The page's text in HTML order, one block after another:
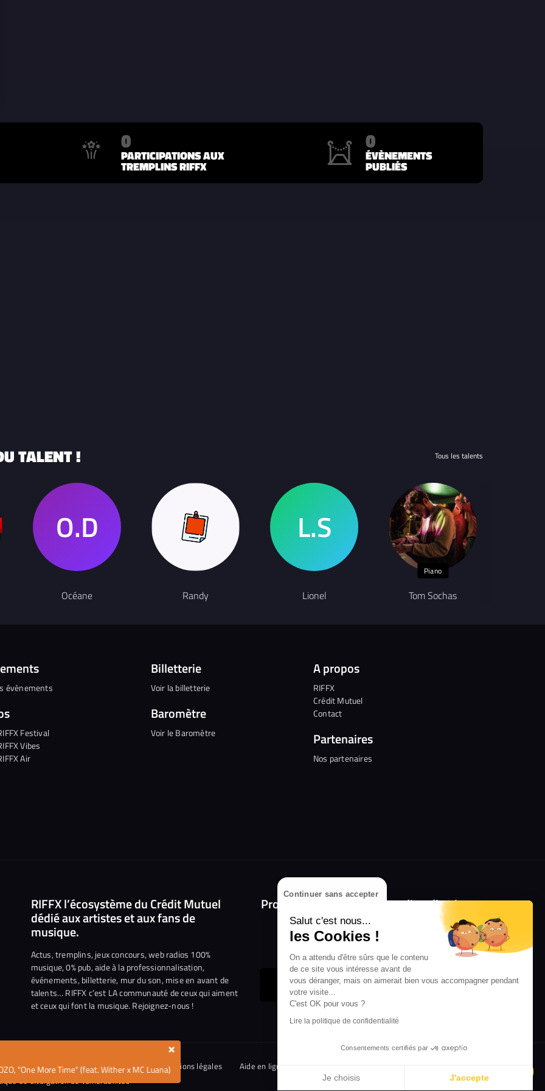
Continuer sans accepter
Salut c'est nous...
les Cookies !
On a attendu d'être sûrs que le contenu
de ce site vous intéresse avant de
vous déranger, mais on aimerait bien vous accompagner pendant
votre visite...
C'est OK pour vous ?
Lire la politique de confidentialité
Consentements certifiés par
Je choisis J'accepte
0
PARTICIPATIONS AUX
TREMPLINS RIFFX
0
ÉVÈNEMENTS
PUBLIÉS
TALENT ! Tous les talents
Océane Randy Lionel
Piano
Tom Sochas
évènements
Festival
Vibes
Air
Billetterie
Voir la billetterie
Baromètre
Voir le Baromètre
A propos
RIFFX
Crédit Mutuel
Contact
Partenaires
Nos partenaires
RIFFX l’écosystème du Crédit Mutuel
dédié aux artistes et aux fans de
musique.
Actus, tremplins, jeux concours, web radios 100%
musique, 0% pub, aide à la professionnalisation,
événements, billetterie, mur du son, mise en avant de
talents… RIFFX c’est LA communauté de ceux qui aiment
et ceux qui font la musique. Rejoignez-nous !
Prolongez l'expérience avec l'application
RIFFX !
Disponible sur l'App Store et Google Play
Conditions générales d’utilisation Mentions légales Aide en ligne
de divulgation de vulnérabilités
×
"One More Time" (feat. Wither x MC Luana)